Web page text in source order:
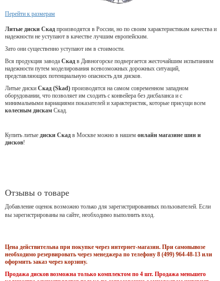
Перейти к размерам
Литые диски Скад производятся в России, но по своим характеристикам качества и
надежности не уступают в качестве лучшим европейским.
Зато они существенно уступают им в стоимости.
Вся продукция завода Скад в Дивногорске подвергается жесточайшим испытаниям
надежности путем моделирования всевозможных дорожных ситуаций,
представляющих потенциальную опасность для дисков.
Литые диски Скад (Skad) производятся на самом современном западном
оборудовании, что позволяет им сходить с конвейера без дисбаланса и с
минимальными вариациями показателей и характеристик, которые присущи всем
колесным дискам Скад.
Купить литые диски Скад в Москве можно в нашем онлайн магазине шин и
дисков!
Отзывы о товаре
Добавление оценок возможно только для зарегистрированных пользователей. Если
вы зарегистрированы на сайте, необходимо выполнить вход.
Цена действительна при покупке через интернет-магазин. При самовывозе
необходимо резервировать через менеджера по телефону 8 (499) 964-48-13 или
оформить заказ через корзину.
Продажа дисков возможна только комплектом по 4 шт. Продажа меньшего